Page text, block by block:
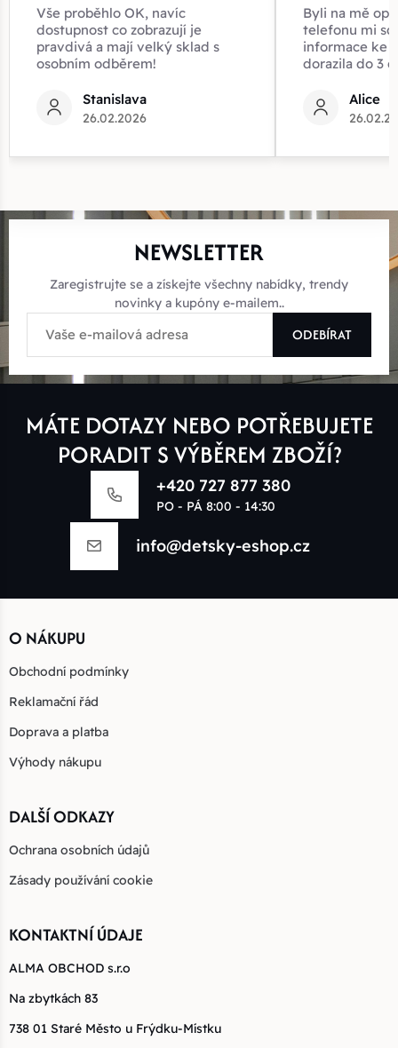
Vše proběhlo OK, navíc
dostupnost co zobrazují je
pravdivá a mají velký sklad s
osobním odběrem!
Stanislava
26.02.2026
Byli na mě
telefonu mi
informace ke
dorazila do 3
Alice
NEWSLETTER
Zaregistrujte se a získejte všechny nabídky, trendy
novinky a kupóny e-mailem..
ODEBÍRAT
MÁTE DOTAZY NEBO POTŘEBUJETE
PORADIT S VÝBĚREM ZBOŽÍ?
+420 727 877 380
PO - PÁ 8:00 - 14:30
info@detsky-eshop.cz
O NÁKUPU
Obchodní podmínky
Reklamační řád
Doprava a platba
Výhody nákupu
DALŠÍ ODKAZY
Ochrana osobních údajů
Zásady používání cookie
KONTAKTNÍ ÚDAJE
ALMA OBCHOD s.r.o
Na zbytkách 83
738 01 Staré Město u Frýdku-Místku